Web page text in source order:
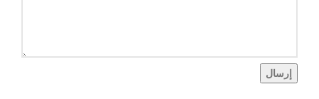
إرسال